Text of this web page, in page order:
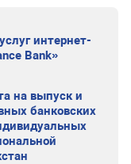
интернет-
Bank»
на выпуск и
банковских